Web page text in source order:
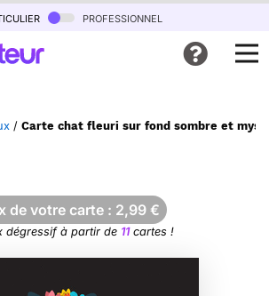
professionnel
/ Carte chat fleuri sur fond sombre et
de votre carte : 2,99 €
dégressif à partir de 11cartes !